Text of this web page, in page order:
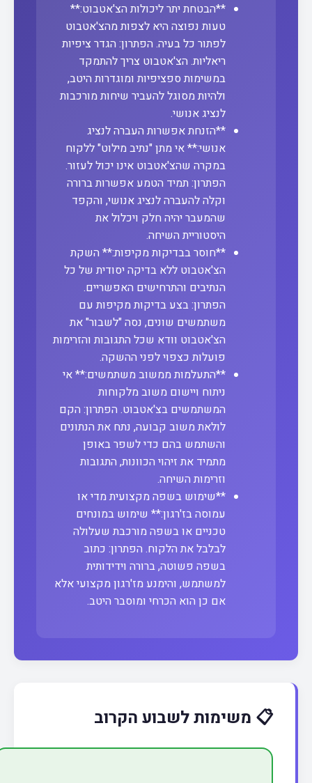
**הבטחת יתר ליכולות הצ'אטבוט:**
טעות נפוצה היא לצפות מהצ'אטבוט
לפתור כל בעיה. הפתרון: הגדר ציפיות
ריאליות. הצ'אטבוט צריך להתמקד
במשימות ספציפיות ומוגדרות היטב,
ולהיות מסוגל להעביר שיחות מורכבות
לנציג אנושי.
**הזנחת אפשרות העברה לנציג
אנושי:** אי מתן "נתיב מילוט" ללקוח
במקרה שהצ'אטבוט אינו יכול לעזור.
הפתרון: תמיד הטמע אפשרות ברורה
וקלה להעברה לנציג אנושי, והקפד
שהמעבר יהיה חלק ויכלול את
היסטוריית השיחה.
**חוסר בבדיקות מקיפות:** השקת
הצ'אטבוט ללא בדיקה יסודית של כל
הנתיבים והתרחישים האפשריים.
הפתרון: בצע בדיקות מקיפות עם
משתמשים שונים, נסה "לשבור" את
הצ'אטבוט וודא שכל התגובות והזרימות
פועלות כצפוי לפני ההשקה.
**התעלמות ממשוב משתמשים:** אי
ניתוח ויישום משוב מלקוחות
המשתמשים בצ'אטבוט. הפתרון: הקם
לולאת משוב קבועה, נתח את הנתונים
והשתמש בהם כדי לשפר באופן
מתמיד את זיהוי הכוונות, התגובות
וזרימות השיחה.
**שימוש בשפה מקצועית מדי או
עמוסה בז'רגון:** שימוש במונחים
טכניים או בשפה מורכבת שעלולה
לבלבל את הלקוח. הפתרון: כתוב
בשפה פשוטה, ברורה וידידותית
למשתמש, והימנע מז'רגון מקצועי אלא
אם כן הוא הכרחי ומוסבר היטב.
📋 משימות לשבוע הקרוב